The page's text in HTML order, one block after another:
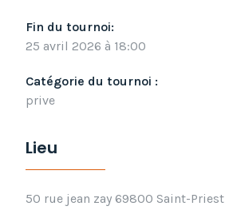
Fin du tournoi:
25 avril 2026 à 18:00
Catégorie du tournoi :
prive
Lieu
50 rue jean zay 69800 Saint-Priest